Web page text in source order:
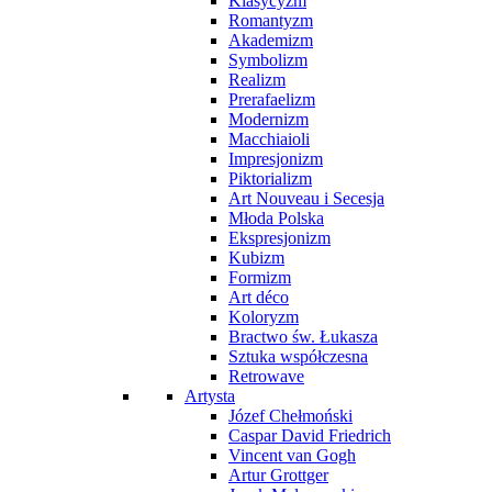
Romantyzm
Akademizm
Symbolizm
Realizm
Prerafaelizm
Modernizm
Macchiaioli
Impresjonizm
Piktorializm
Art Nouveau i Secesja
Młoda Polska
Ekspresjonizm
Kubizm
Formizm
Art déco
Koloryzm
Bractwo św. Łukasza
Sztuka współczesna
Retrowave
Artysta
Józef Chełmoński
Caspar David Friedrich
Vincent van Gogh
Artur Grottger